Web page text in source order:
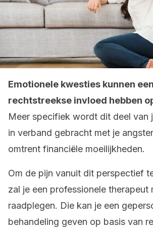
Emotionele kwesties kunnen een
rechtstreekse invloed hebben
Meer specifiek wordt dit deel van
in verband gebracht met je
omtrent financiële moeilijkheden.
Om de pijn vanuit dit perspectief
zal je een professionele therapeut
raadplegen. Die kan je een
behandeling geven op basis van